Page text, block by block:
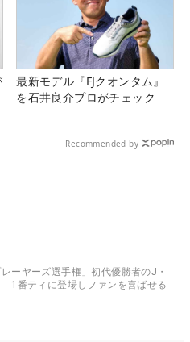
最新モデル『FJクオンタム』
を石井良介プロがチェック
Recommended by
レーヤーズ選手権」初代優勝者のJ・
1番ティに登場しファンを喜ばせる